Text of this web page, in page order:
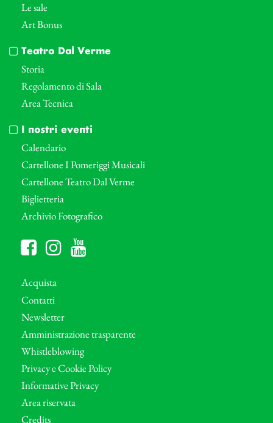
Le sale
Art Bonus
Teatro Dal Verme
Storia
Regolamento di Sala
Area Tecnica
I nostri eventi
Calendario
Cartellone I Pomeriggi Musicali
Cartellone Teatro Dal Verme
Biglietteria
Archivio Fotografico
Acquista
Contatti
Newsletter
Amministrazione trasparente
Whistleblowing
Privacy e Cookie Policy
Informative Privacy
Area riservata
Credits